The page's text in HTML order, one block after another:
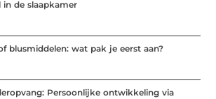
in de slaapkamer
blusmiddelen: wat pak je eerst aan?
Persoonlijke ontwikkeling via